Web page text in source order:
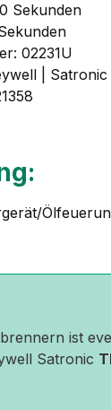
Sekunden
02231U
| Satronic
ist
Satronic